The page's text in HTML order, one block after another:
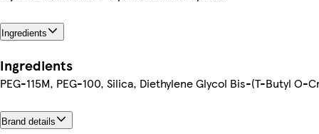
Ingredients
Ingredients
PEG-115M, PEG-100, Silica, Diethylene Glycol Bis-(T-Butyl O-
Brand details